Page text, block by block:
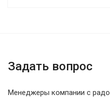
Задать вопрос
Менеджеры компании с